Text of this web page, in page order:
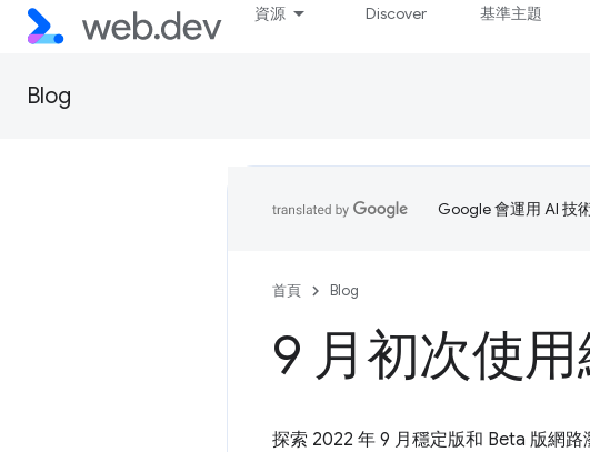
資源 Discover 基準主題
Blog
Google 會運用 AI 技
首頁 Blog
9 月初次使
探索 2022 年 9 月穩定版和 Beta 版網路